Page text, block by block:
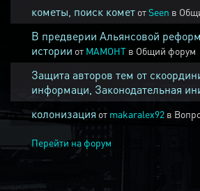
кометы, поиск комет отSeen в
В предверии Альянсовой
истории от MAMOHT в Общий форум
Защита авторов тем от
информаци, Законодательная
колонизация от makaralex92 в
Перейти на форум